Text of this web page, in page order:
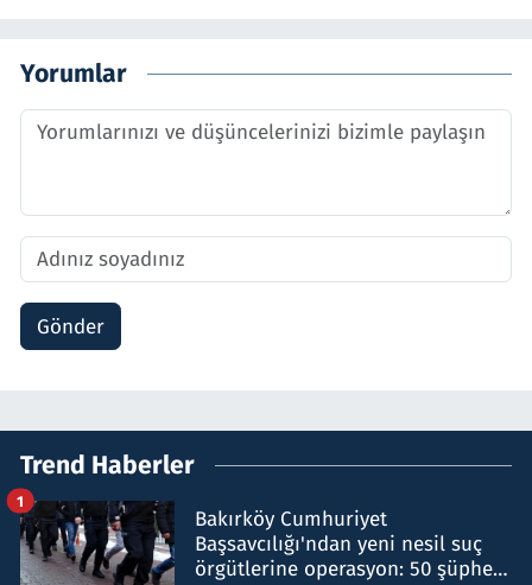
Yorumlar
Gönder
Trend Haberler
Bakırköy Cumhuriyet
Başsavcılığı'ndan yeni nesil suç
örgütlerine operasyon: 50 şüpheli
1